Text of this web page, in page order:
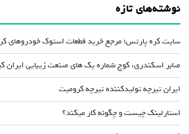
نوشته‌های تازه
سایت کره پارتس؛ مرجع خرید قطعات استوک خودروهای
صابر اسکندری، کوچ شماره یک های صنعت زیبایی ایران
ایران تیرچه تولیدکننده تیرچه کرومیت
استارلینک چیست و چگونه کار میکند؟